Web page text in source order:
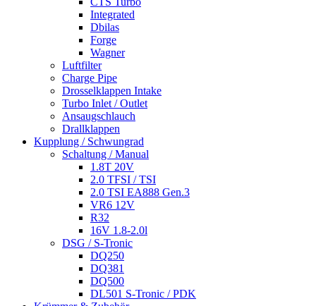
Integrated
Dbilas
Forge
Wagner
Luftfilter
Charge Pipe
Drosselklappen Intake
Turbo Inlet / Outlet
Ansaugschlauch
Drallklappen
Kupplung / Schwungrad
Schaltung / Manual
1.8T 20V
2.0 TFSI / TSI
2.0 TSI EA888 Gen.3
VR6 12V
R32
16V 1.8-2.0l
DSG / S-Tronic
DQ250
DQ381
DQ500
DL501 S-Tronic / PDK